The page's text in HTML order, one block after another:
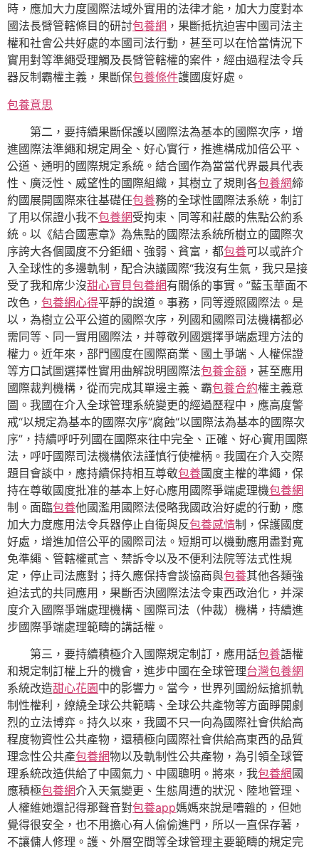
時，應加大力度國際法域外實用的法律才能，加大力度對本
國法長臂管轄條目的研討包養網 ，果斷抵抗迫害中國司法主
權和社會公共好處的本國司法行動，甚至可以在恰當情況下
實用對等準繩受理觸及長臂管轄權的案件，經由過程法令兵
器反制霸權主義，果斷保包養條件護國度好處。
包養意思
第二，要持續果斷保護以國際法為基本的國際次序，增
進國際法準繩和規定周全、好心實行，推進構成加倍公平、
公道、通明的國際規定系統。結合國作為當當代界最具代表
性、廣泛性、威望性的國際組織，其樹立了規則各包養網締
約國展開國際來往基礎任包養務的全球性國際法系統，制訂
了用以保證小我不包養網受拘束、同等和莊嚴的焦點公約系
統。以《結合國憲章》為焦點的國際法系統所樹立的國際次
序誇大各個國度不分鉅細、強弱、貧富，都包養可以或許介
入全球性的多邊軌制，配合決議國際“我沒有生氣，我只是接
受了我和席少沒甜心寶貝包養網有關係的事實。”藍玉華面不
改色， 包養網心得平靜的說道。事務，同等遵照國際法。是
以，為樹立公平公道的國際次序，列國和國際司法機構都必
需同等、同一實用國際法，并尊敬列國選擇爭端處理方法的
權力。近年來，部門國度在國際商業、國土爭端、人權保證
等方口試圖選擇性實用曲解說明國際法包養金額 ，甚至應用
國際裁判機構，從而完成其單邊主義、霸包養合約權主義意
圖。我國在介入全球管理系統變更的經過歷程中，應高度警
戒“以規定為基本的國際次序”腐蝕“以國際法為基本的國際次
序”，持續呼吁列國在國際來往中完全、正確、好心實用國際
法，呼吁國際司法機構依法謹慎行使權柄。我國在介入交際
題目會談中，應持續保持相互尊敬包養國度主權的準繩，保
持在尊敬國度批准的基本上好心應用國際爭端處理機包養網
制。面臨包養他國濫用國際法侵略我國政治好處的行動，應
加大力度應用法令兵器停止自衛與反包養感情制，保護國度
好處，增進加倍公平的國際司法。短期可以機動應用盡對寬
免準繩、管轄權貳言、禁訴令以及不便利法院等法式性規
定，停止司法應對；持久應保持會談協商與包養其他各類強
迫法式的共同應用，果斷否決國際法法令東西政治化，并深
度介入國際爭端處理機構、國際司法（仲裁）機構，持續進
步國際爭端處理範疇的講話權。
第三，要持續積極介入國際規定制訂，應用話包養語權
和規定制訂權上升的機會，進步中國在全球管理台灣包養網
系統改造甜心花園中的影響力。當今，世界列國紛紜搶抓軌
制性權利，繚繞全球公共範疇、全球公共產物等方面睜開劇
烈的立法博弈。持久以來，我國不只一向為國際社會供給高
程度物資性公共產物，還積極向國際社會供給高東西的品質
理念性公共產包養網物以及軌制性公共產物，為引領全球管
理系統改造供給了中國氣力、中國聰明。將來，我包養網 國
應積極包養網介入天氣變更、生態周遭的狀況、陸地管理、
人權維她還記得那聲音對包養app媽媽來說是嘈雜的，但她
覺得很安全，也不用擔心有人偷偷進門，所以一直保存著，
不讓傭人修理。護、外層空間等全球管理主要範疇的規定完